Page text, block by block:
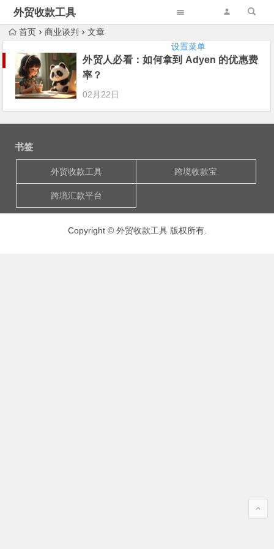
外贸收款工具
设置菜单
首页 商业谈判 文章
外贸人必看：如何拿到 Adyen 的优惠费
率？
02月22日
书签
外贸收款工具 跨境收款宝
跨境汇款平台
Copyright © 外贸收款工具 版权所有.